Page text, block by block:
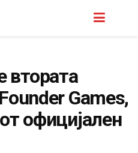
втората
Games,
официјален